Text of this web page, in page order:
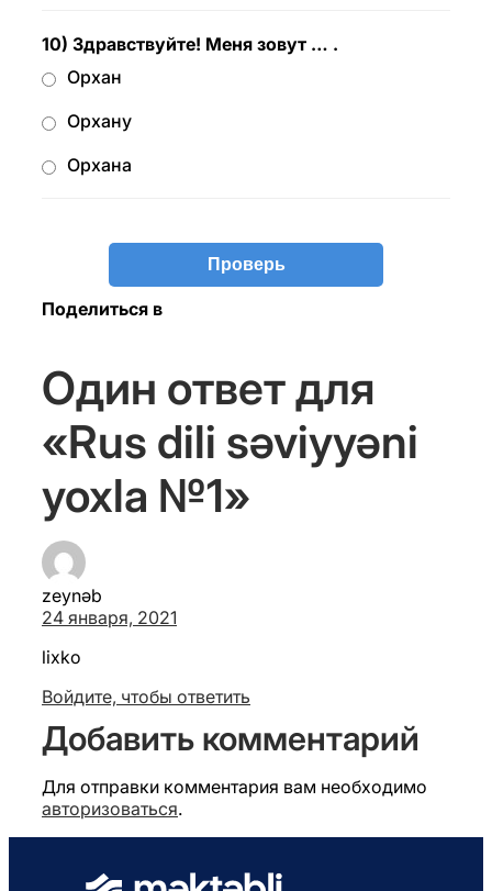
10) Здравствуйте! Меня зовут … .
Орхан
Орхану
Орхана
Поделиться в
Один ответ для
«Rus dili səviyyəni
yoxla №1»
zeynəb
24 января, 2021
lixko
Войдите, чтобы ответить
Добавить комментарий
Для отправки комментария вам необходимо
авторизоваться.